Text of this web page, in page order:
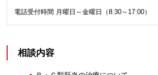
電話受付時間 月曜日～金曜日（8:30～17:00）
相談内容